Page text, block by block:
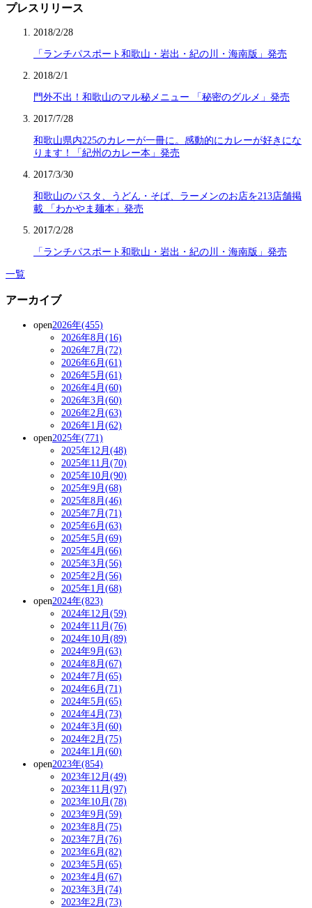
プレスリリース
2018/2/28
「ランチパスポート和歌山・岩出・紀の川・海南版」発売
2018/2/1
門外不出！和歌山のマル秘メニュー 「秘密のグルメ」発売
2017/7/28
和歌山県内225のカレーが一冊に。感動的にカレーが好きにな
ります！「紀州のカレー本」発売
2017/3/30
和歌山のパスタ、うどん・そば、ラーメンのお店を213店舗掲
載 「わかやま麺本」発売
2017/2/28
「ランチパスポート和歌山・岩出・紀の川・海南版」発売
一覧
アーカイブ
open2026年(455)
2026年8月(16)
2026年7月(72)
2026年6月(61)
2026年5月(61)
2026年4月(60)
2026年3月(60)
2026年2月(63)
2026年1月(62)
open2025年(771)
2025年12月(48)
2025年11月(70)
2025年10月(90)
2025年9月(68)
2025年8月(46)
2025年7月(71)
2025年6月(63)
2025年5月(69)
2025年4月(66)
2025年3月(56)
2025年2月(56)
2025年1月(68)
open2024年(823)
2024年12月(59)
2024年11月(76)
2024年10月(89)
2024年9月(63)
2024年8月(67)
2024年7月(65)
2024年6月(71)
2024年5月(65)
2024年4月(73)
2024年3月(60)
2024年2月(75)
2024年1月(60)
open2023年(854)
2023年12月(49)
2023年11月(97)
2023年10月(78)
2023年9月(59)
2023年8月(75)
2023年7月(76)
2023年6月(82)
2023年5月(65)
2023年4月(67)
2023年3月(74)
2023年2月(73)